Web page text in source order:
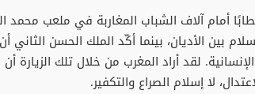
أمام آلاف الشباب المغاربة في ملعب محمد
بين الأديان، بينما أكّد الملك الحسن
لقد أراد المغرب من خلال تلك الزيارة
لا إسلام الصراع والتكفير.